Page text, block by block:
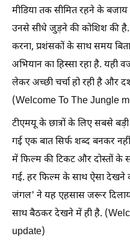
मीडिया तक सीमित रहने के बजाय
उनसे सीधे जुड़ने की कोशिश की
करना, प्रशंसकों के साथ समय
अभियान का हिस्सा रहा है. यही
लेकर अच्छी चर्चा हो रही है और
(Welcome To The Jungle
टीएमयू के छात्रों के लिए सबसे
गई एक बात सिर्फ शब्द बनकर
में फिल्म की टिकट और दोस्तों के
गई. हर फिल्म के साथ ऐसा देखने
जंगल' ने यह एहसास जरूर
साथ बैठकर देखने में ही है.
update)